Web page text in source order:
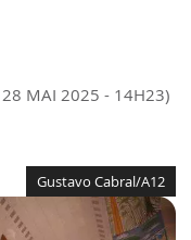
MAI 2025 - 14H23)
Gustavo Cabral/A12